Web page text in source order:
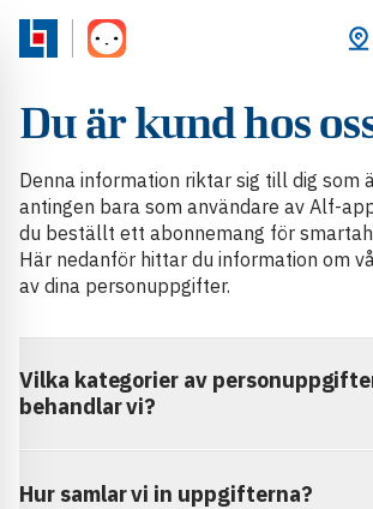
Du är kund hos
Denna information riktar sig till dig som
antingen bara som användare av Alf-
du beställt ett abonnemang för
Här nedanför hittar du information om
av dina personuppgifter.
Vilka kategorier av
behandlar vi?
Hur samlar vi in uppgifterna?